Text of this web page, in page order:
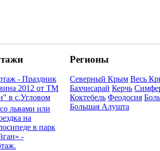
- Праздник
2012 от ТМ
в с.Угловом
львами или
на
в парк
-
Регионы
Северный Крым Весь
Бахчисарай Керчь
Коктебель Феодосия
Большая Алушта